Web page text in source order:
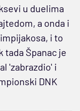
u duelima
a onda i
i to
tada Španac je
'zabrazdio' i
DNK